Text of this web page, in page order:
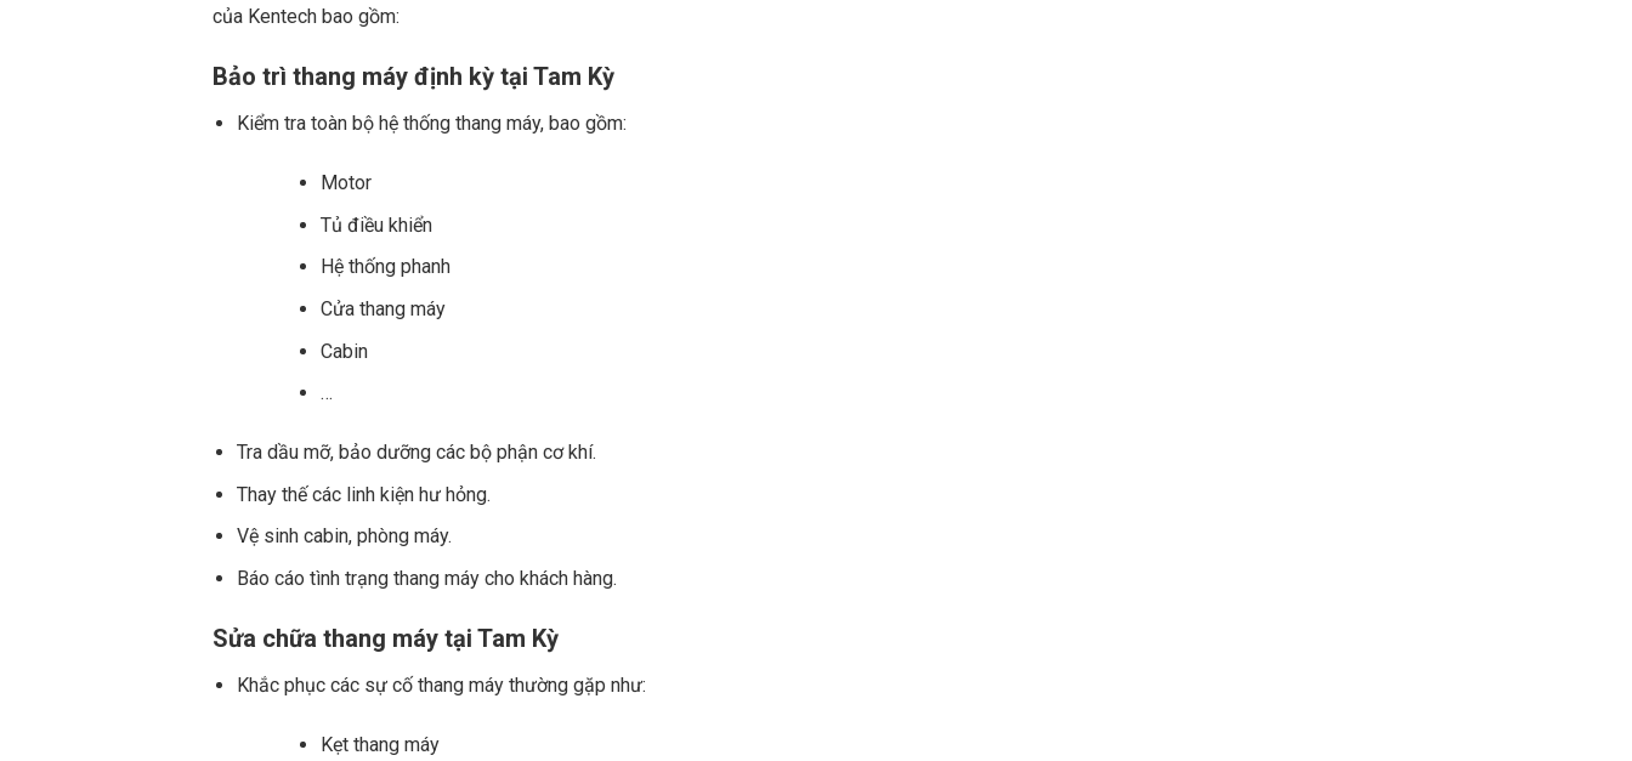
của Kentech bao gồm:
Bảo trì thang máy định kỳ tại Tam Kỳ
Kiểm tra toàn bộ hệ thống thang máy, bao gồm:
Motor
Tủ điều khiển
Hệ thống phanh
Cửa thang máy
Cabin
…
Tra dầu mỡ, bảo dưỡng các bộ phận cơ khí.
Thay thế các linh kiện hư hỏng.
Vệ sinh cabin, phòng máy.
Báo cáo tình trạng thang máy cho khách hàng.
Sửa chữa thang máy tại Tam Kỳ
Khắc phục các sự cố thang máy thường gặp như:
Kẹt thang máy